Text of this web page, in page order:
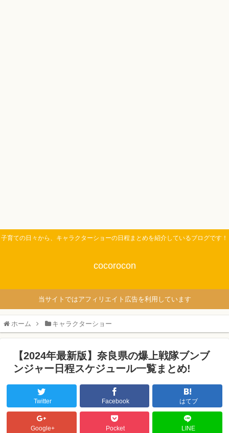
子育ての日々から、キャラクターショーの日程まとめを紹介しているブログです！
cocorocon
当サイトではアフィリエイト広告を利用しています
ホーム キャラクターショー
【2024年最新版】奈良県の爆上戦隊ブンブ
ンジャー日程スケジュール一覧まとめ!
Twitter Facebook はてブ
Google+ Pocket LINE